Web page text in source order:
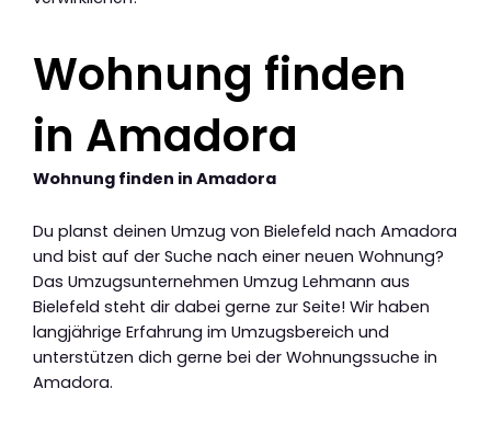
Wohnung finden
in Amadora
Wohnung finden in Amadora
Du planst deinen Umzug von Bielefeld nach Amadora
und bist auf der Suche nach einer neuen Wohnung?
Das Umzugsunternehmen Umzug Lehmann aus
Bielefeld steht dir dabei gerne zur Seite! Wir haben
langjährige Erfahrung im Umzugsbereich und
unterstützen dich gerne bei der Wohnungssuche in
Amadora.